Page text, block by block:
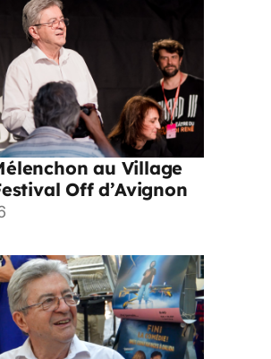
au Village
Off d’Avignon